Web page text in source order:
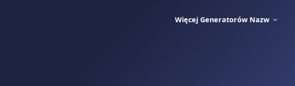
Więcej Generatorów Nazw